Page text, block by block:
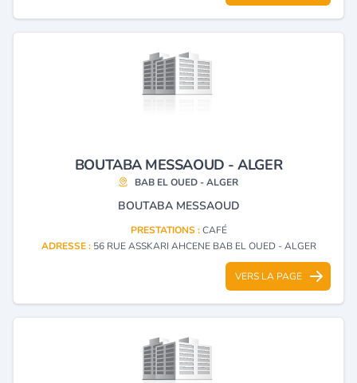
BOUTABA MESSAOUD - ALGER
BAB EL OUED - ALGER
BOUTABA MESSAOUD
PRESTATIONS :CAFÉ
ADRESSE : 56 RUE ASSKARI AHCENE BAB EL OUED - ALGER
VERS LA PAGE